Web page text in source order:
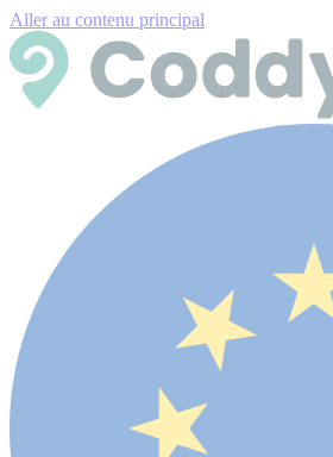
Aller au contenu principal